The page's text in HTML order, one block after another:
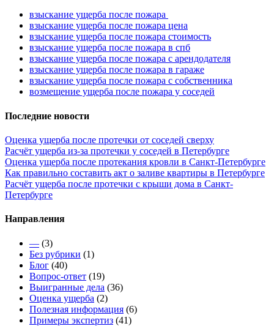
взыскание ущерба после пожара
взыскание ущерба после пожара цена
взыскание ущерба после пожара стоимость
взыскание ущерба после пожара в спб
взыскание ущерба после пожара с арендодателя
взыскание ущерба после пожара в гараже
взыскание ущерба после пожара с собственника
возмещение ущерба после пожара у соседей
Последние новости
Оценка ущерба после протечки от соседей сверху
Расчёт ущерба из-за протечки у соседей в Петербурге
Оценка ущерба после протекания кровли в Санкт-Петербурге
Как правильно составить акт о заливе квартиры в Петербурге
Расчёт ущерба после протечки с крыши дома в Санкт-
Петербурге
Направления
— (3)
Без рубрики (1)
Блог (40)
Вопрос-ответ (19)
Выигранные дела (36)
Оценка ущерба (2)
Полезная информация (6)
Примеры экспертиз (41)